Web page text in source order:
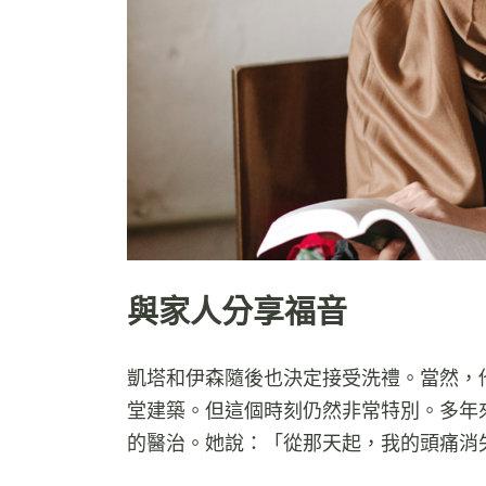
與家人分享福音
凱塔和伊森隨後也決定接受洗禮。當然
堂建築。但這個時刻仍然非常特別。多
的醫治。她說：「從那天起，我的頭痛